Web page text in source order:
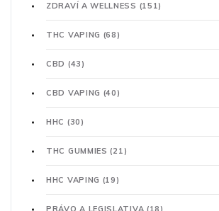
ZDRAVÍ A WELLNESS (151)
THC VAPING (68)
CBD (43)
CBD VAPING (40)
HHC (30)
THC GUMMIES(21)
HHC VAPING (19)